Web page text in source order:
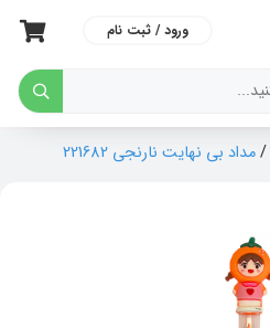
ورود / ثبت نام
/مداد بی نهایت نارنجی 221682